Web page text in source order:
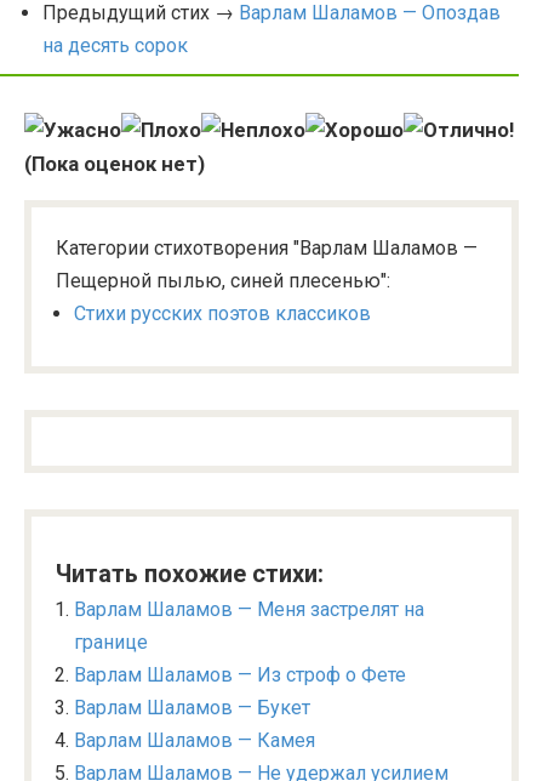
Предыдущий стих → Варлам Шаламов — Опоздав
на десять сорок
(Пока оценок нет)
Категории стихотворения "Варлам Шаламов —
Пещерной пылью, синей плесенью":
Стихи русских поэтов классиков
Читать похожие стихи:
Варлам Шаламов — Меня застрелят на
границе
Варлам Шаламов — Из строф о Фете
Варлам Шаламов — Букет
Варлам Шаламов — Камея
Варлам Шаламов — Не удержал усилием